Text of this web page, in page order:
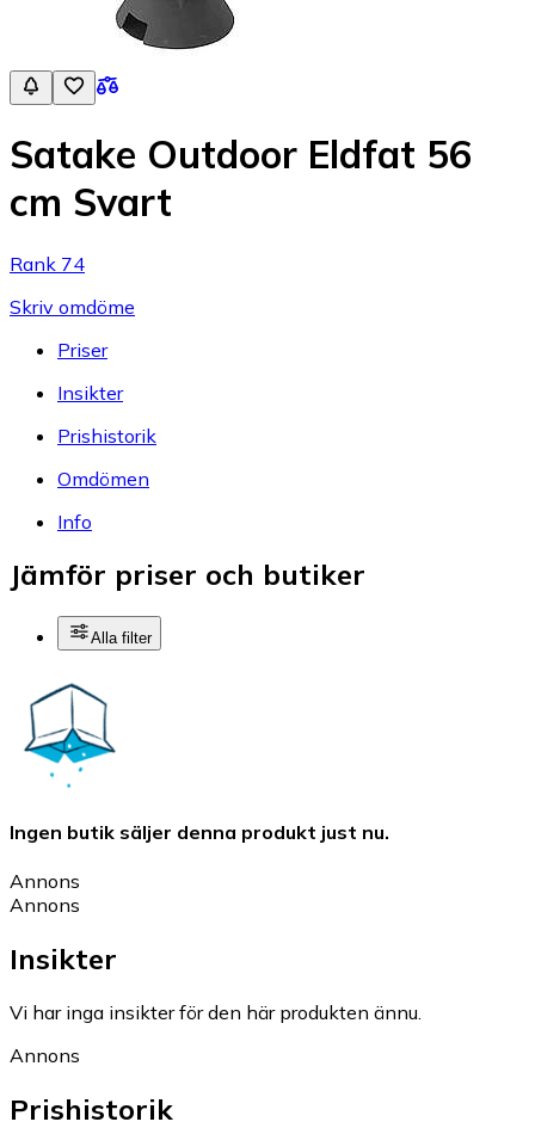
Satake Outdoor Eldfat 56
cm Svart
Rank 74
Skriv omdöme
Priser
Insikter
Prishistorik
Omdömen
Info
Jämför priser och butiker
Alla filter
Ingen butik säljer denna produkt just nu.
Annons
Annons
Insikter
Vi har inga insikter för den här produkten ännu.
Annons
Prishistorik